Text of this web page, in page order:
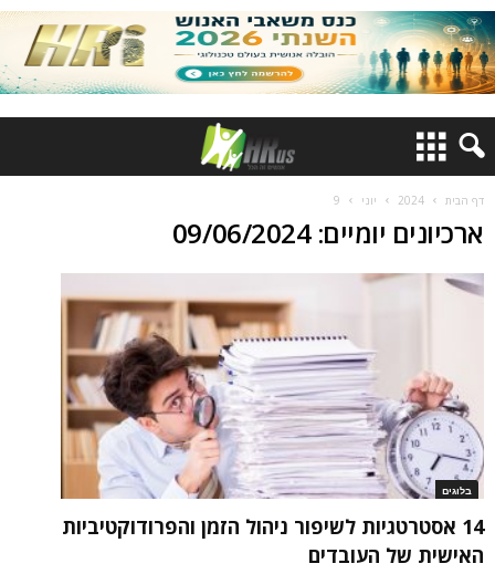
דף הבית 2024 יוני 9
ארכיונים יומיים: 09/06/2024
בלוגים
14 אסטרטגיות לשיפור ניהול הזמן והפרודוקטיביות
האישית של העובדים